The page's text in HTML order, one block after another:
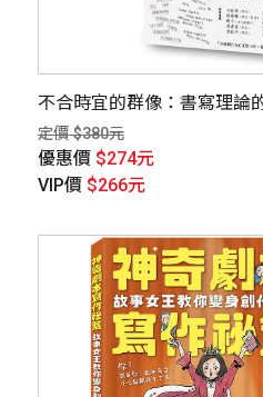
不合時宜的群像：書寫理論
定價 $380元
優惠價 $274元
VIP價 $266元